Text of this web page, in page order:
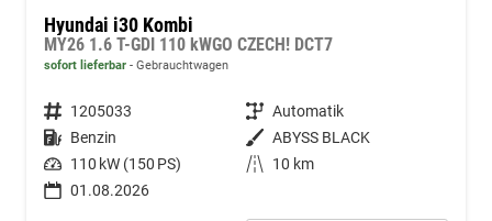
Hyundai i30 Kombi
MY26 1.6 T-GDI 110 kWGO CZECH! DCT7
sofort lieferbar Gebrauchtwagen
Fahrzeugnummer 1205033 Getriebe Automatik
Kraftstoff Benzin Außenfarbe ABYSS BLACK
Leistung 110 kW (150 PS) Kilometerstand
10 km
01.08.2026